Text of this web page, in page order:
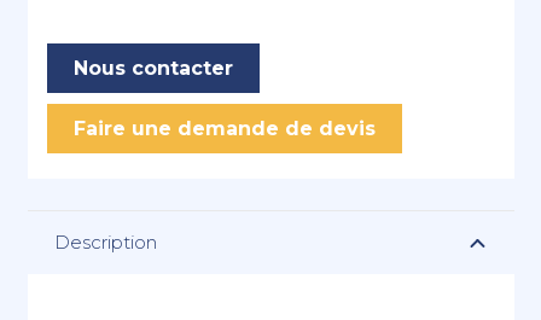
Nous contacter
Faire une demande de devis
Description